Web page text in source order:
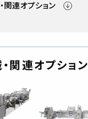
関連オプション
関連オプション